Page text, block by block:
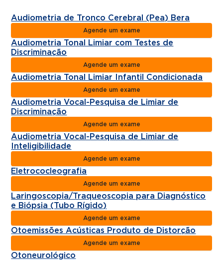
Audiometria de Tronco Cerebral (Pea) Bera
Agende um exame
Audiometria Tonal Limiar com Testes de
Discriminação
Agende um exame
Audiometria Tonal Limiar Infantil Condicionada
Agende um exame
Audiometria Vocal-Pesquisa de Limiar de
Discriminação
Agende um exame
Audiometria Vocal-Pesquisa de Limiar de
Inteligibilidade
Agende um exame
Eletrococleografia
Agende um exame
Laringoscopia/Traqueoscopia para Diagnóstico
e Biópsia (Tubo Rígido)
Agende um exame
Otoemissões Acústicas Produto de Distorção
Agende um exame
Otoneurológico